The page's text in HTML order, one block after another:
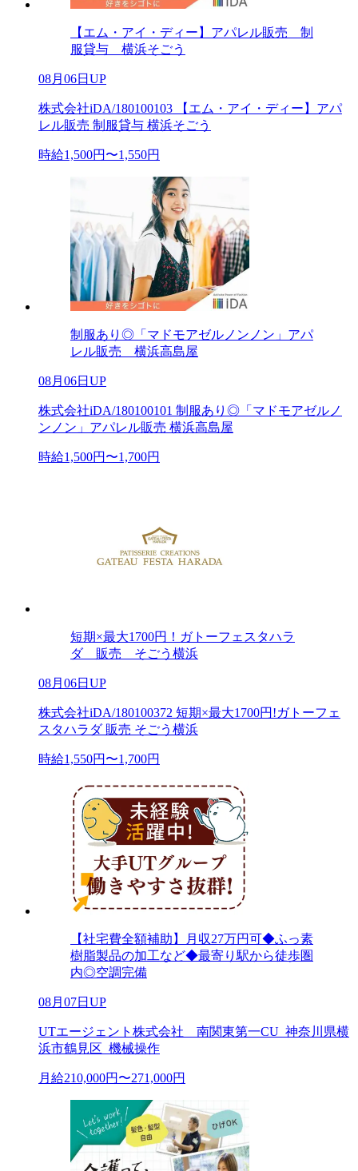
【エム・アイ・ディー】アパレル販売 制
服貸与 横浜そごう
08月06日UP
株式会社iDA/180100103 【エム・アイ・ディー】アパ
レル販売 制服貸与 横浜そごう
時給1,500円〜1,550円
制服あり◎「マドモアゼルノンノン」アパ
レル販売 横浜高島屋
08月06日UP
株式会社iDA/180100101 制服あり◎「マドモアゼルノ
ンノン」アパレル販売 横浜高島屋
時給1,500円〜1,700円
短期×最大1700円！ガトーフェスタハラ
ダ 販売 そごう横浜
08月06日UP
株式会社iDA/180100372 短期×最大1700円!ガトーフェ
スタハラダ 販売 そごう横浜
時給1,550円〜1,700円
【社宅費全額補助】月収27万円可◆ふっ素
樹脂製品の加工など◆最寄り駅から徒歩圏
内◎空調完備
08月07日UP
UTエージェント株式会社 南関東第一CU_神奈川県横
浜市鶴見区_機械操作
月給210,000円〜271,000円